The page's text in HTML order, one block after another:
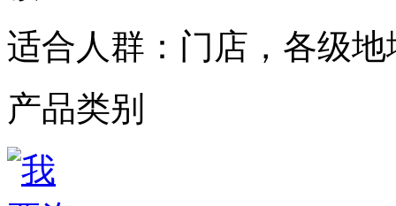
适合人群： 门店，各级
产品类别